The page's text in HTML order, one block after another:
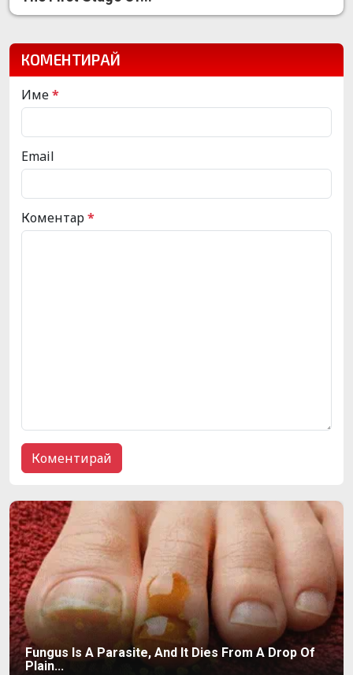
КОМЕНТИРАЙ
Име*
Email
Коментар*
Fungus Is A Parasite, And It Dies From A Drop Of
Plain...